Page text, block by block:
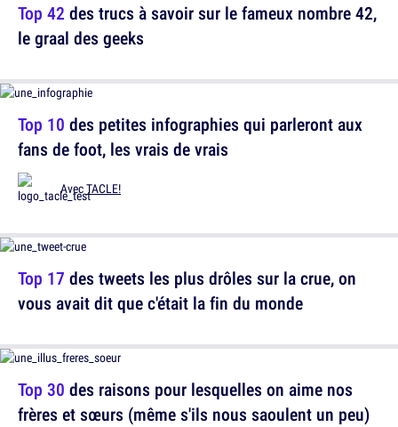
Top 10 des petites infographies qui parleront aux
fans de foot, les vrais de vrais
AvecTACLE!
Top 30 des raisons pour lesquelles on aime nos
frères et sœurs (même s'ils nous saoulent un peu)
Top 42 des trucs à savoir sur le fameux nombre 42,
le graal des geeks
Top 17 des tweets les plus drôles sur la crue, on
vous avait dit que c'était la fin du monde